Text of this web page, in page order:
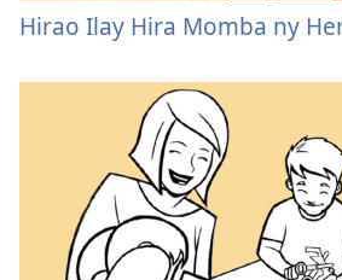
Hirao Ilay Hira Momba ny